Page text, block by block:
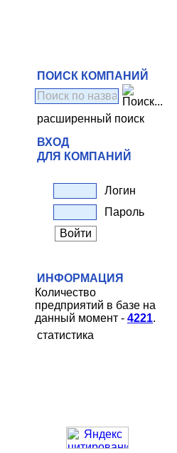
ПОИСК КОМПАНИЙ
расширенный поиск
ВХОД
ДЛЯ КОМПАНИЙ
Логин
Пароль
ИНФОРМАЦИЯ
Количество
предприятий в базе на
данный момент - 4221.
статистика